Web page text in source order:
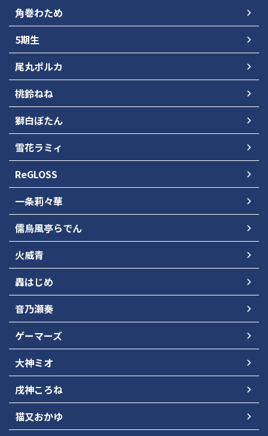
角巻わため
5期生
尾丸ポルカ
桃鈴ねね
獅白ぼたん
雪花ラミィ
ReGLOSS
一条莉々華
儒烏風亭らでん
火威青
轟はじめ
音乃瀬奏
ゲーマーズ
大神ミオ
戌神ころね
猫又おかゆ